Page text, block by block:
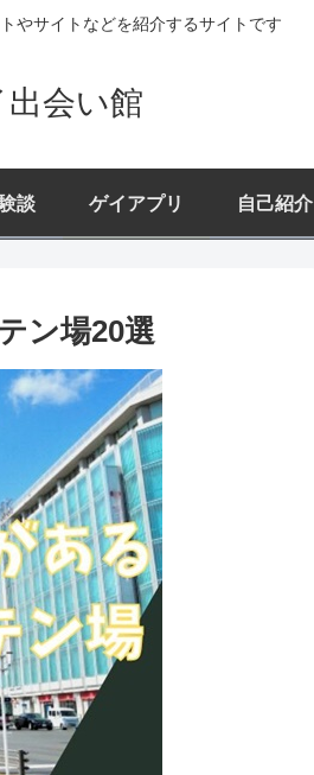
やサイトなどを紹介するサイトです
出会い館
談 ゲイアプリ 自己紹介
ン場20選